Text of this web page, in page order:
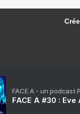
FACE A - un podcast
FACE A #30 :